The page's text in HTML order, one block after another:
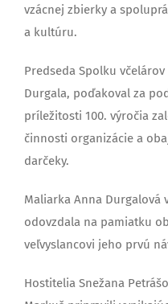
vzácnej zbierky a
a kultúru.
Predseda Spolku
Durgala, poďakoval za
príležitosti 100. výročia
činnosti organizácie a
darčeky.
Maliarka Anna Durgalová
odovzdala na pamiatku
veľvyslancovi jeho prvú
Hostitelia Snežana